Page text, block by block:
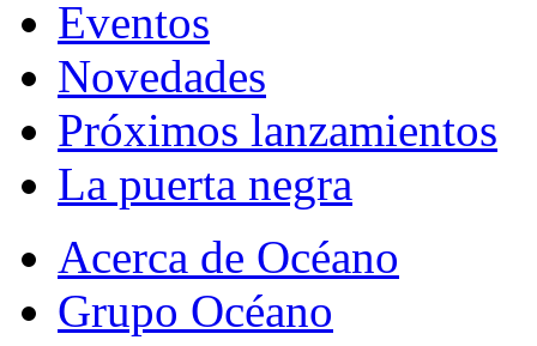
Eventos
Novedades
Próximos lanzamientos
La puerta negra
Acerca de Océano
Grupo Océano